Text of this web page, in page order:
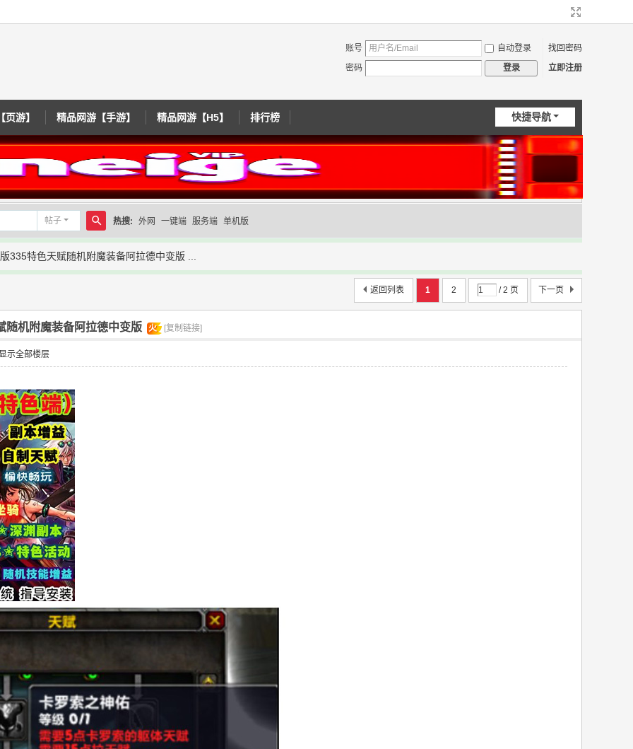
账号 自动登录
找回密码
密码
登录 立即注册
快捷导航
游】 精品网游【手游】 精品网游【H5】 排行榜
帖子
搜
索
热搜: 外网 一键端 服务端 单机版
335特色天赋随机附魔装备阿拉德中变版 ...
1 2 / 2 页 下一页
返回列表
随机附魔装备阿拉德中变版 火 [复制链接]
示全部楼层